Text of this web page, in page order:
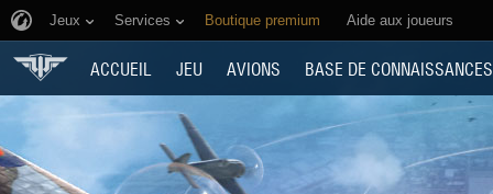
Jeux Services Boutique premium Aide aux joueurs
ACCUEIL JEU AVIONS BASE DE CONNAISSANCES